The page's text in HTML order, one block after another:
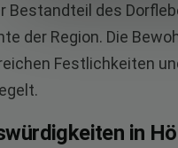
Bestandteil des
der Region. Die
Festlichkeiten
in